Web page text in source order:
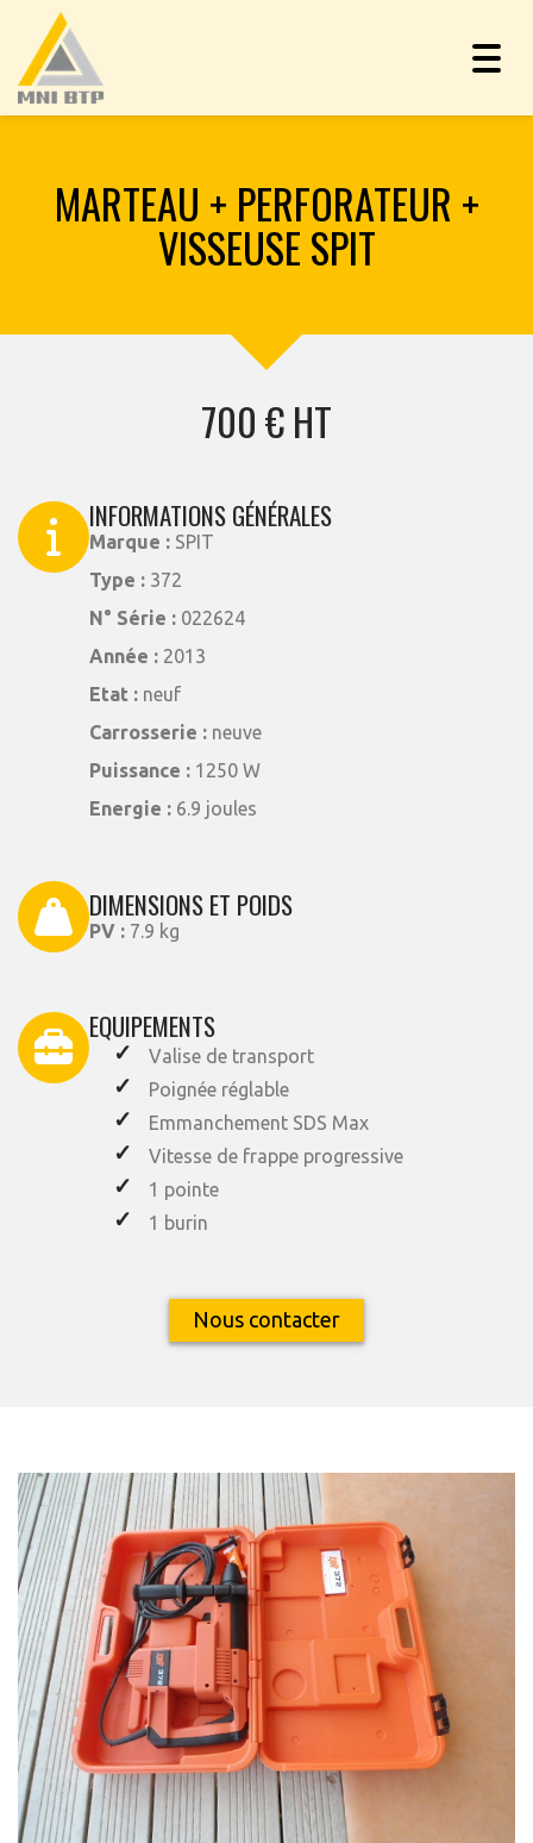
MARTEAU + PERFORATEUR +
VISSEUSE SPIT
700 € HT
INFORMATIONS GÉNÉRALES
Marque : SPIT
Type : 372
N° Série : 022624
Année : 2013
Etat : neuf
Carrosserie : neuve
Puissance : 1250 W
Energie : 6.9 joules
DIMENSIONS ET POIDS
PV : 7.9 kg
EQUIPEMENTS
Valise de transport
Poignée réglable
Emmanchement SDS Max
Vitesse de frappe progressive
1 pointe
1 burin
Nous contacter